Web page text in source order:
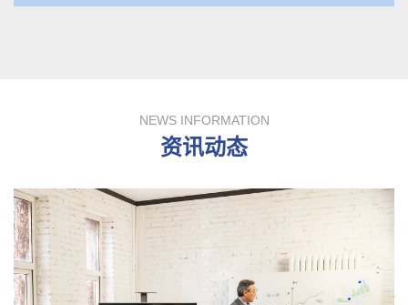
NEWS INFORMATION
资讯动态